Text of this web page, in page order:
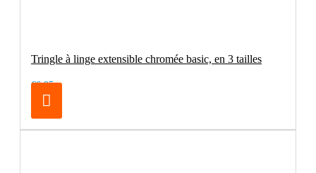
Tringle à linge extensible chromée basic, en 3 tailles
€6.95